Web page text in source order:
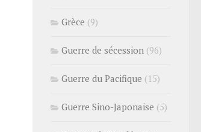
Grèce (9)
Guerre de sécession (96)
Guerre du Pacifique (15)
Guerre Sino-Japonaise (5)